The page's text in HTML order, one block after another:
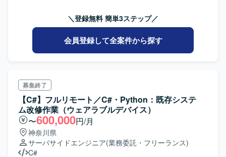
＼登録無料 簡単3ステップ／
会員登録して全案件から探す
募集終了
【C#】フルリモート／C#・Python：既存システ
ム改修作業（ウェアラブルデバイス）
〜600,000円/月
神奈川県
サーバサイドエンジニア(業務委託・フリーランス)
C#